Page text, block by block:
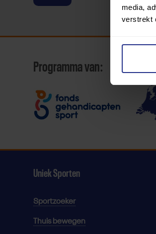
media,
verstrekt
Programma van:
Uniek Sporten
Sportzoeker
Thuis bewegen